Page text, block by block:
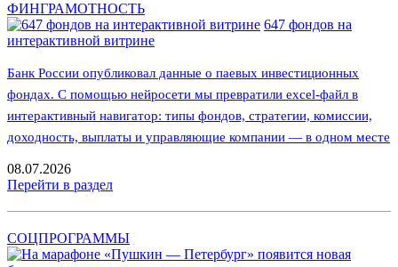
ФИНГРАМОТНОСТЬ
647 фондов на
интерактивной витрине
Банк России опубликовал данные о паевых инвестиционных
фондах. С помощью нейросети мы превратили excel-файл в
интерактивный навигатор: типы фондов, стратегии, комиссии,
доходность, выплаты и управляющие компании — в одном месте
08.07.2026
Перейти в раздел
СОЦПРОГРАММЫ